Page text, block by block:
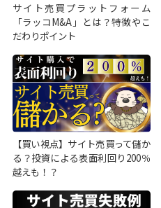
サイト売買プラットフォーム
「ラッコM&A」とは？特徴やこ
だわりポイント
【買い視点】サイト売買って儲か
る？投資による表面利回り200％
越えも！？